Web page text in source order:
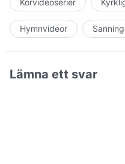
Körvideoserier
Hymnvideor
Lämna ett svar